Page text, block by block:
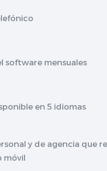
software mensuales
en 5 idiomas
y de agencia que
móvil